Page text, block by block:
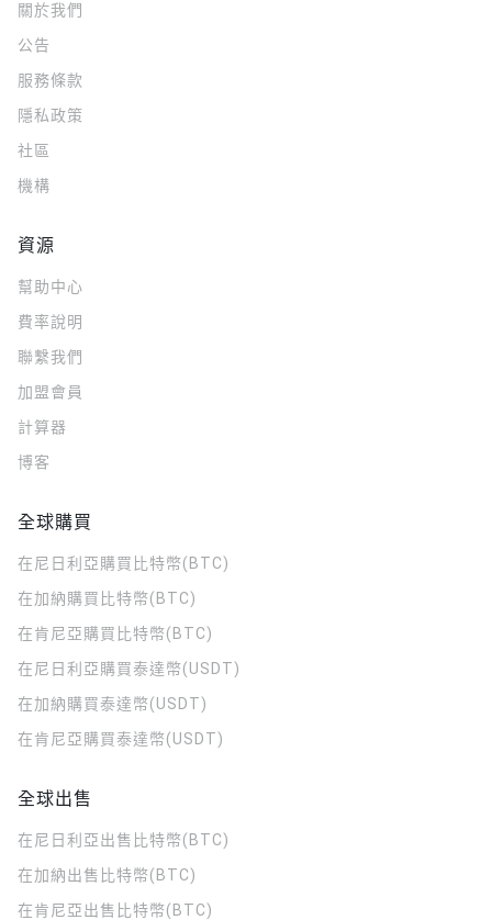
關於我們
公告
服務條款
隱私政策
社區
機構
資源
幫助中心
費率說明
聯繫我們
加盟會員
計算器
博客
全球購買
在尼日利亞購買比特幣(BTC)
在加納購買比特幣(BTC)
在肯尼亞購買比特幣(BTC)
在尼日利亞購買泰達幣(USDT)
在加納購買泰達幣(USDT)
在肯尼亞購買泰達幣(USDT)
全球出售
在尼日利亞出售比特幣(BTC)
在加納出售比特幣(BTC)
在肯尼亞出售比特幣(BTC)